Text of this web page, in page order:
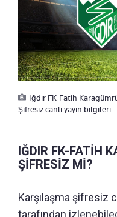
Iğdır FK-Fatih
Şifresiz canlı yayın bilgileri
IĞDIR FK-FATİH
ŞİFRESİZ Mİ?
Karşılaşma şifresiz
tarafından